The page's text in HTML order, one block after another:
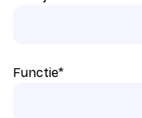
Functie*